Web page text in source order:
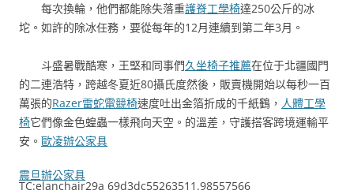
每次換輪，他們都能除失落重護脊工學椅達250公斤的冰
坨。如許的除冰任務，要從每年的12月連續到第二年3月。
斗盛暑戰酷寒，王堅和同事們久坐椅子推薦在位于北疆國門
的二連浩特，跨越冬夏近80攝氏度然後，販賣機開始以每秒一百
萬張的Razer雷蛇電競椅速度吐出金箔折成的千紙鶴， 人體工學
椅它們像金色蝗蟲一樣飛向天空。的溫差，守護搭客跨境運輸平
安。 歐凌辦公家具
震旦辦公家具
TC:elanchair29a 69d3dc55263511.98557566